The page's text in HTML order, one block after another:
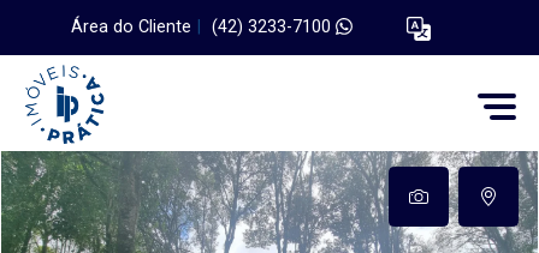
Área do Cliente (42) 3233-7100